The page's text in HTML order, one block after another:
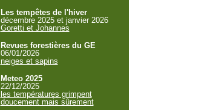
Les tempêtes de l'hiver
décembre 2025 et janvier 2026
Goretti et Johannes
Revues forestières du GE
06/01/2026
neiges et sapins
Meteo 2025
22/12/2025
les températures grimpent
doucement mais sûrement